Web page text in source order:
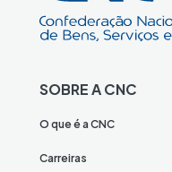
SOBRE A CNC
O que é a CNC
Carreiras